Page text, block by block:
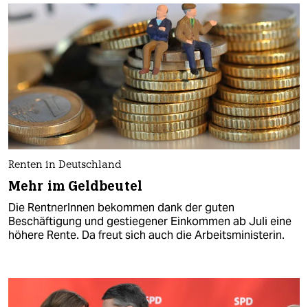
Renten in Deutschland
Mehr im Geldbeutel
Die RentnerInnen bekommen dank der guten
Beschäftigung und gestiegener Einkommen ab Juli eine
höhere Rente. Da freut sich auch die Arbeitsministerin.